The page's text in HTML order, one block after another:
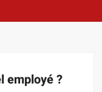
employé ?